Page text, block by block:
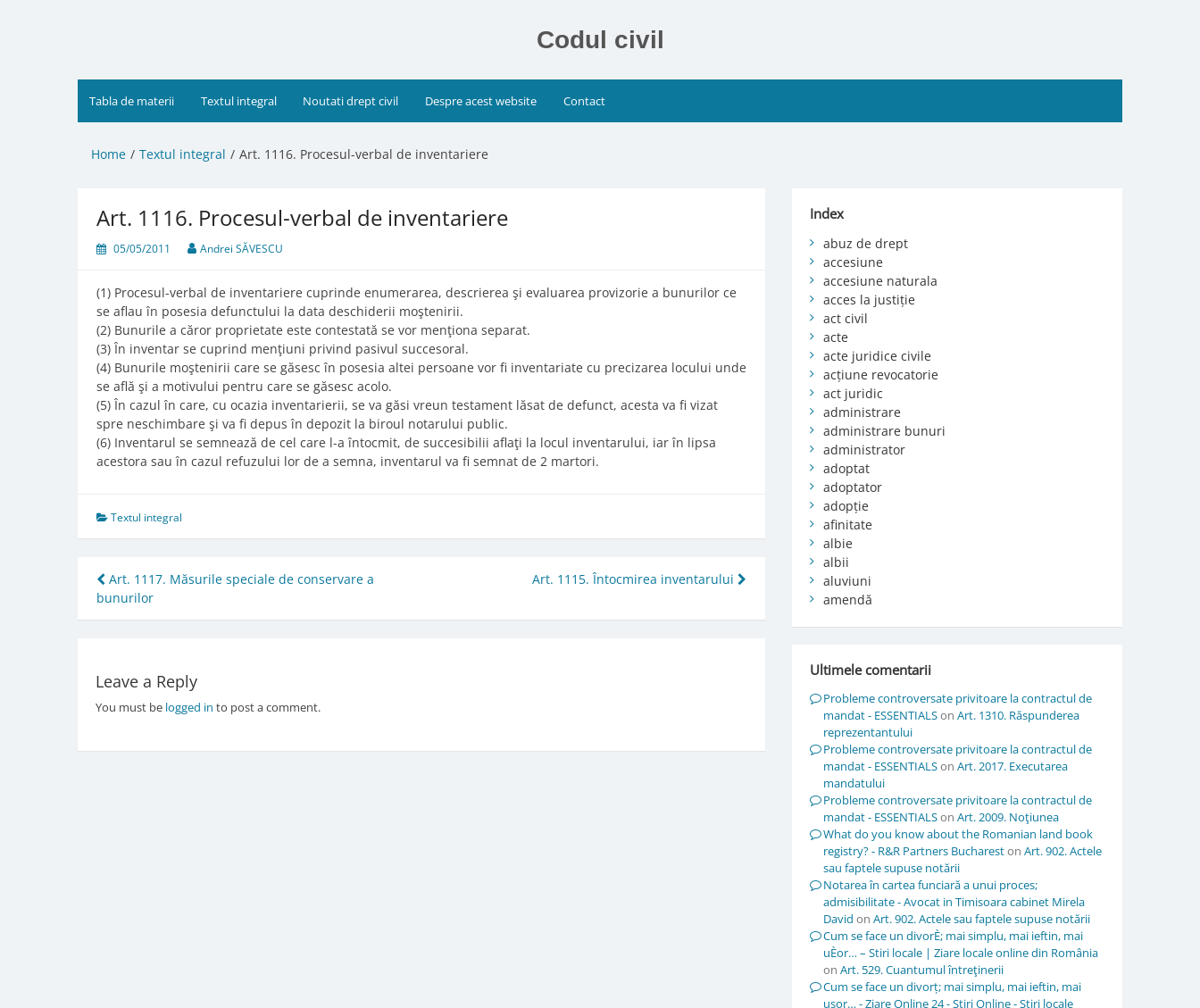
Codul civil
Tabla de materii Textul integral Noutati drept civil Despre acest website Contact
Home Textul integral Art. 1116. Procesul-verbal de inventariere
Art. 1116. Procesul-verbal de inventariere
05/05/2011 Andrei SĂVESCU
(1) Procesul-verbal de inventariere cuprinde enumerarea, descrierea şi evaluarea provizorie a bunurilor ce
se aflau în posesia defunctului la data deschiderii moştenirii.
(2) Bunurile a căror proprietate este contestată se vor menţiona separat.
(3) În inventar se cuprind menţiuni privind pasivul succesoral.
(4) Bunurile moştenirii care se găsesc în posesia altei persoane vor fi inventariate cu precizarea locului unde
se află şi a motivului pentru care se găsesc acolo.
(5) În cazul în care, cu ocazia inventarierii, se va găsi vreun testament lăsat de defunct, acesta va fi vizat
spre neschimbare şi va fi depus în depozit la biroul notarului public.
(6) Inventarul se semnează de cel care l-a întocmit, de succesibilii aflaţi la locul inventarului, iar în lipsa
acestora sau în cazul refuzului lor de a semna, inventarul va fi semnat de 2 martori.
Textul integral
Post
navigation
Art. 1117. Măsurile speciale de conservare a
bunurilor
Art. 1115. Întocmirea inventarului
Leave a Reply
You must be logged in to post a comment.
Index
abuz de drept
accesiune
accesiune naturala
acces la justiție
act civil
acte
acte juridice civile
acțiune revocatorie
act juridic
administrare
administrare bunuri
administrator
adoptat
adoptator
adopție
afinitate
albie
albii
aluviuni
amendă
Ultimele comentarii
Probleme controversate privitoare la contractul de
mandat - ESSENTIALSon Art. 1310. Răspunderea
reprezentantului
Probleme controversate privitoare la contractul de
mandat - ESSENTIALSon Art. 2017. Executarea
mandatului
Probleme controversate privitoare la contractul de
mandat - ESSENTIALSon Art. 2009. Noţiunea
What do you know about the Romanian land book
registry? - R&R Partners Buchareston Art. 902. Actele
sau faptele supuse notării
Notarea în cartea funciară a unui proces;
admisibilitate - Avocat in Timisoara cabinet Mirela
David on Art. 902. Actele sau faptele supuse notării
Cum se face un divorÈ; mai simplu, mai ieftin, mai
uÈor… – Stiri locale | Ziare locale online din România
on Art. 529. Cuantumul întreţinerii
Cum se face un divorț; mai simplu, mai ieftin, mai
ușor… - Ziare Online 24 - Stiri Online - Stiri locale